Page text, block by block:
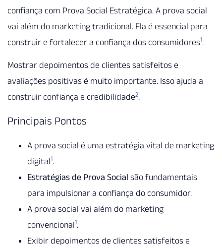
confiança com Prova Social Estratégica. A prova social
vai além do marketing tradicional. Ela é essencial para
construir e fortalecer a confiança dos consumidores1.
Mostrar depoimentos de clientes satisfeitos e
avaliações positivas é muito importante. Isso ajuda a
construir confiança e credibilidade2.
Principais Pontos
A prova social é uma estratégia vital de marketing
digital1.
Estratégias de Prova Social são fundamentais
para impulsionar a confiança do consumidor.
A prova social vai além do marketing
convencional1.
Exibir depoimentos de clientes satisfeitos e